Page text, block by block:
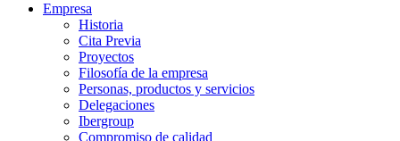
Empresa
Historia
Cita Previa
Proyectos
Filosofía de la empresa
Personas, productos y servicios
Delegaciones
Ibergroup
Compromiso de calidad